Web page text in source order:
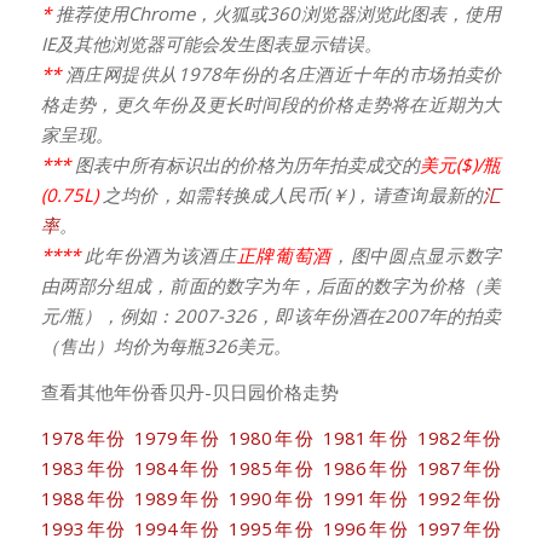
*推荐使用Chrome，火狐或360浏览器浏览此图表，使用
IE及其他浏览器可能会发生图表显示错误。
** 酒庄网提供从1978年份的名庄酒近十年的市场拍卖价
格走势，更久年份及更长时间段的价格走势将在近期为大
家呈现。
***图表中所有标识出的价格为历年拍卖成交的美元($)/瓶
(0.75L)之均价，如需转换成人民币(￥)，请查询最新的汇
率。
****此年份酒为该酒庄正牌葡萄酒，图中圆点显示数字
由两部分组成，前面的数字为年，后面的数字为价格（美
元/瓶），例如：2007-326，即该年份酒在2007年的拍卖
（售出）均价为每瓶326美元。
查看其他年份香贝丹-贝日园价格走势
1978年份 1979年份 1980年份 1981年份 1982年份
1983年份 1984年份 1985年份 1986年份 1987年份
1988年份 1989年份 1990年份 1991年份 1992年份
1993年份 1994年份 1995年份 1996年份 1997年份